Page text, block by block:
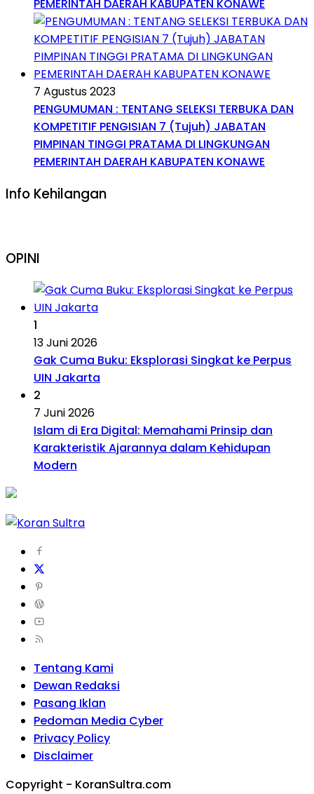
PEMERINTAH DAERAH KABUPATEN KONAWE
7 Agustus 2023
PENGUMUMAN : TENTANG SELEKSI TERBUKA DAN
KOMPETITIF PENGISIAN 7 (Tujuh) JABATAN
PIMPINAN TINGGI PRATAMA DI LINGKUNGAN
PEMERINTAH DAERAH KABUPATEN KONAWE
Info Kehilangan
OPINI
1
13 Juni 2026
Gak Cuma Buku: Eksplorasi Singkat ke Perpus
UIN Jakarta
2
7 Juni 2026
Islam di Era Digital: Memahami Prinsip dan
Karakteristik Ajarannya dalam Kehidupan
Modern
Tentang Kami
Dewan Redaksi
Pasang Iklan
Pedoman Media Cyber
Privacy Policy
Disclaimer
Copyright - KoranSultra.com